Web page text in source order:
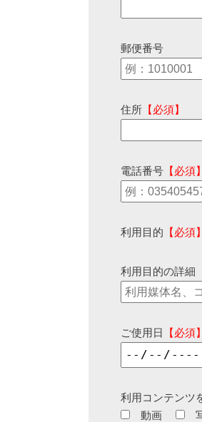
郵便番号
住所 【必須】
電話番号 【必須】
利用目的 【必須】
利用目的の詳細
ご使用日 【必須】
利用コンテンツ
動画